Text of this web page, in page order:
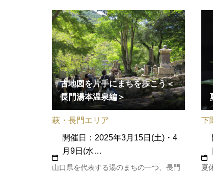
古地図を片手にまちを歩こう＜
長門湯本温泉編＞
山口県を代表する湯のまちの一つ、長門
萩・長門エリア
開催日：2025年3月15日(土)・4
月9日(水…
夏
下